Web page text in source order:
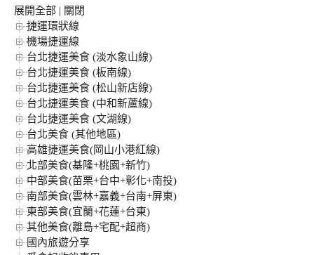
展開全部 | 關閉
捷運環狀線
機場捷運線
台北捷運美食 (淡水象山線)
台北捷運美食 (板南線)
台北捷運美食 (松山新店線)
台北捷運美食 (中和新蘆線)
台北捷運美食 (文湖線)
台北美食 (其他地區)
高雄捷運美食(岡山小港紅線)
北部美食(基隆+桃園+新竹)
中部美食(苗栗+台中+彰化+南投)
南部美食(雲林+嘉義+台南+屏東)
東部美食(宜蘭+花蓮+台東)
其他美食(離島+宅配+超商)
國內旅遊分享